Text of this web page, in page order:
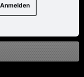
Anmelden